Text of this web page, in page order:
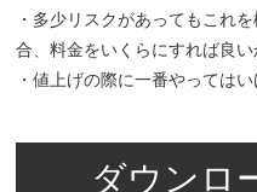
・多少リスクがあってもこれ
合、料金をいくらにすれば良い
・値上げの際に一番やっては
ダウンロ